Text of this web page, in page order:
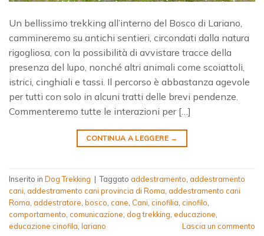
Un bellissimo trekking all’interno del Bosco di Lariano,
cammineremo su antichi sentieri, circondati dalla natura
rigogliosa, con la possibilità di avvistare tracce della
presenza del lupo, nonché altri animali come scoiattoli,
istrici, cinghiali e tassi. Il percorso è abbastanza agevole
per tutti con solo in alcuni tratti delle brevi pendenze.
Commenteremo tutte le interazioni per […]
CONTINUA A LEGGERE →
Inserito in Dog Trekking | Taggato addestramento addestramento
cani addestramento cani provincia di Roma addestramento cani
Roma addestratore bosco cane Cani cinofilia cinofilo
comportamento comunicazione dog trekking educazione
educazione cinofila lariano Lascia un commento